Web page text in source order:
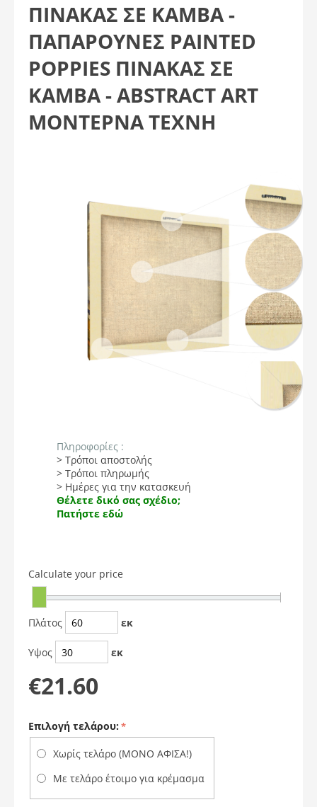
ΠΙΝΑΚΑΣ ΣΕ ΚΑΜΒΑ -
ΠΑΠΑΡΟΎΝΕΣ PAINTED
POPPIES ΠΊΝΑΚΑΣ ΣΕ
ΚΑΜΒΆ - ABSTRACT ART
ΜΟΝΤΕΡΝΑ ΤΕΧΝΗ
Πληροφορίες :
> Τρόποι αποστολής
> Τρόποι πληρωμής
> Ημέρες για την κατασκευή
Θέλετε δικό σας σχέδιο;
Πατήστε εδώ
Calculate your price
Πλάτος εκ
Υψος εκ
€21.60
Επιλογή τελάρου:
Χωρίς τελάρο (ΜΟΝΟ ΑΦΙΣΑ!)
Με τελάρο έτοιμο για κρέμασμα